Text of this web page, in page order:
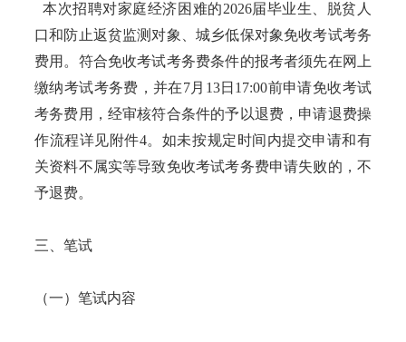
本次招聘对家庭经济困难的2026届毕业生、脱贫人
口和防止返贫监测对象、城乡低保对象免收考试考务
费用。符合免收考试考务费条件的报考者须先在网上
缴纳考试考务费，并在7月13日17:00前申请免收考试
考务费用，经审核符合条件的予以退费，申请退费操
作流程详见附件4。如未按规定时间内提交申请和有
关资料不属实等导致免收考试考务费申请失败的，不
予退费。
三、笔试
（一）笔试内容